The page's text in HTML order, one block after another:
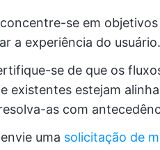
se em
a experiência do usuário.
se de que os
existentes estejam
as com
uma solicitação de